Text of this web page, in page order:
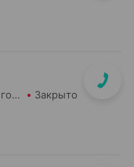
Экомаркет ООО Аптека №4 второй категории Закрыто